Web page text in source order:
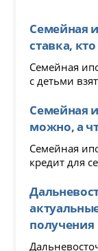
Семейная
ставка,
Семейная
с детьми
Семейная
можно, а
Семейная
кредит для
получения